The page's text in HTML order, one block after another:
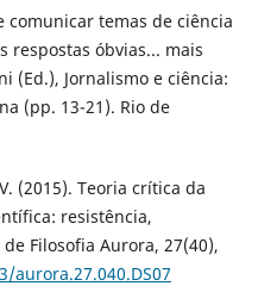
comunicar temas de ciência
respostas óbvias... mais
(Ed.), Jornalismo e ciência:
(pp. 13-21). Rio de
(2015). Teoria crítica da
resistência,
Filosofia Aurora, 27(40),
aurora.27.040.DS07